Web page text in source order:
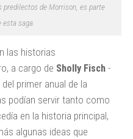
predilectos de Morrison, es parte
saga.
las historias
a cargo de Sholly Fisch -
primer anual de la
podían servir tanto como
en la historia principal,
algunas ideas que